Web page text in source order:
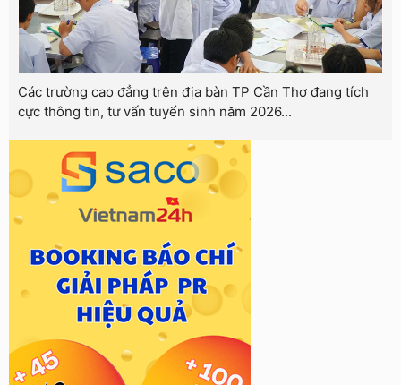
Các trường cao đẳng trên địa bàn TP Cần Thơ đang tích
cực thông tin, tư vấn tuyển sinh năm 2026...